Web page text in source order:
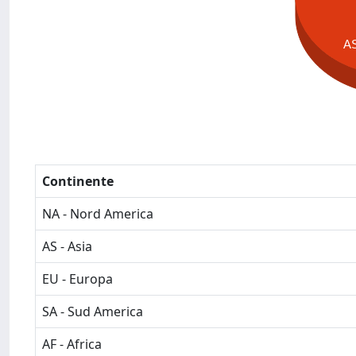
Continente
NA - Nord America
AS - Asia
EU - Europa
SA - Sud America
AF - Africa